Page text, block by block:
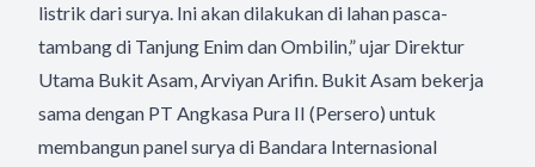
listrik dari surya. Ini akan dilakukan di lahan pasca-
tambang di Tanjung Enim dan Ombilin,” ujar Direktur
Utama Bukit Asam, Arviyan Arifin. Bukit Asam bekerja
sama dengan PT Angkasa Pura II (Persero) untuk
membangun panel surya di Bandara Internasional